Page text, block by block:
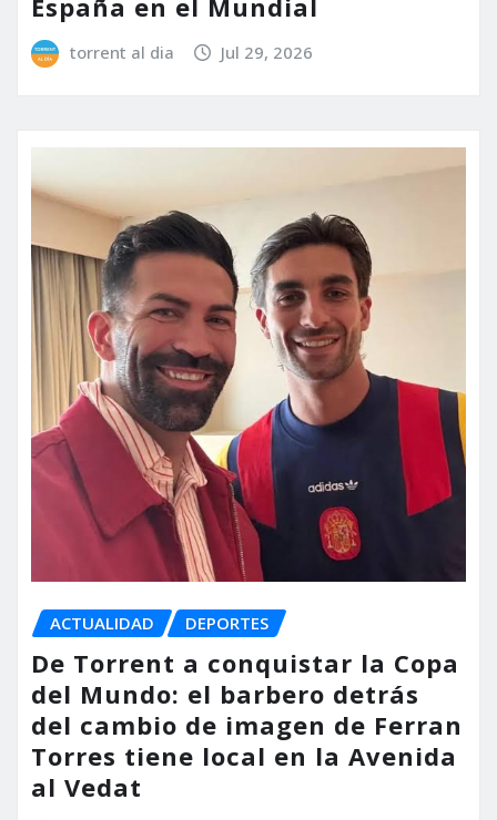
España en el Mundial
torrent al dia Jul 29, 2026
ACTUALIDAD DEPORTES
De Torrent a conquistar la Copa
del Mundo: el barbero detrás
del cambio de imagen de Ferran
Torres tiene local en la Avenida
al Vedat